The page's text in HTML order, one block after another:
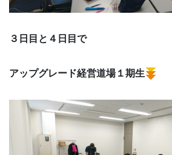
３日目と４日目で
アップグレード経営道場１期生